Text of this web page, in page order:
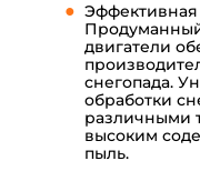
Эффективная
двигатели
снегопада.
обработки
различными
высоким
пыль.